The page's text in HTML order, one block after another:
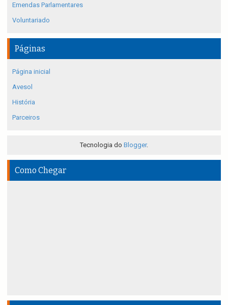
Emendas Parlamentares
Voluntariado
Páginas
Página inicial
Avesol
História
Parceiros
Tecnologia do Blogger.
Como Chegar